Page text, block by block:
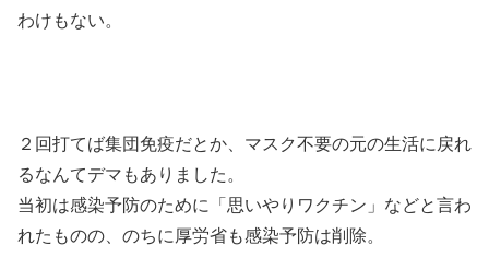
わけもない。
２回打てば集団免疫だとか、マスク不要の元の生活に戻れ
るなんてデマもありました。
当初は感染予防のために「思いやりワクチン」などと言わ
れたものの、のちに厚労省も感染予防は削除。